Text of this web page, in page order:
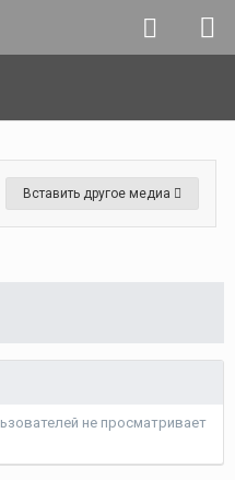
Вставить другое медиа
не просматривает